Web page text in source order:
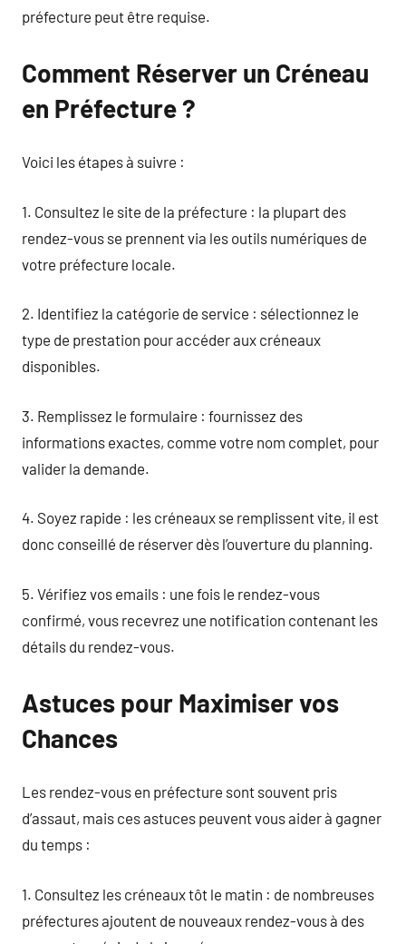
préfecture peut être requise.
Comment Réserver un Créneau
en Préfecture ?
Voici les étapes à suivre :
1. Consultez le site de la préfecture : la plupart des
rendez-vous se prennent via les outils numériques de
votre préfecture locale.
2. Identifiez la catégorie de service : sélectionnez le
type de prestation pour accéder aux créneaux
disponibles.
3. Remplissez le formulaire : fournissez des
informations exactes, comme votre nom complet, pour
valider la demande.
4. Soyez rapide : les créneaux se remplissent vite, il est
donc conseillé de réserver dès l’ouverture du planning.
5. Vérifiez vos emails : une fois le rendez-vous
confirmé, vous recevrez une notification contenant les
détails du rendez-vous.
Astuces pour Maximiser vos
Chances
Les rendez-vous en préfecture sont souvent pris
d’assaut, mais ces astuces peuvent vous aider à gagner
du temps :
1. Consultez les créneaux tôt le matin : de nombreuses
préfectures ajoutent de nouveaux rendez-vous à des